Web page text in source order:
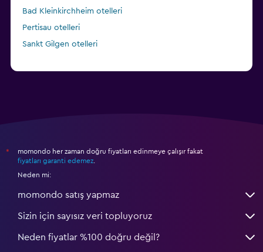
Bad Kleinkirchheim otelleri
Pertisau otelleri
Sankt Gilgen otelleri
*
momondo her zaman doğru fiyatları edinmeye çalışır fakat
fiyatları garanti edemez
Neden mi:
momondo satış yapmaz
Sizin için sayısız veri topluyoruz
Neden fiyatlar %100 doğru değil?